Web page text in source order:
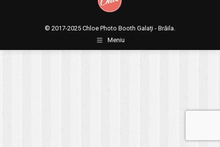
© 2017-2025 Chloe Photo Booth Galați - Brăila.
Meniu